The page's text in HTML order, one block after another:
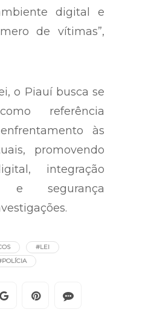
digital e
de vítimas”,
o Piauí busca se
referência
às
promovendo
integração
e segurança
#LEI